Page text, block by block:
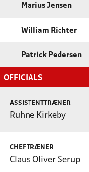
Marius Jensen
William Richter
Patrick Pedersen
OFFICIALS
ASSISTENTTRÆNER
Ruhne Kirkeby
CHEFTRÆNER
Claus Oliver Serup